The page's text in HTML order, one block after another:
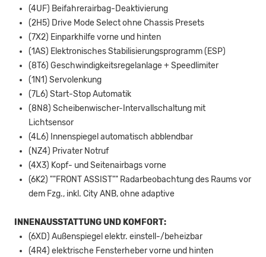
(4UF) Beifahrerairbag-Deaktivierung
(2H5) Drive Mode Select ohne Chassis Presets
(7X2) Einparkhilfe vorne und hinten
(1AS) Elektronisches Stabilisierungsprogramm (ESP)
(8T6) Geschwindigkeitsregelanlage + Speedlimiter
(1N1) Servolenkung
(7L6) Start-Stop Automatik
(8N8) Scheibenwischer-Intervallschaltung mit
Lichtsensor
(4L6) Innenspiegel automatisch abblendbar
(NZ4) Privater Notruf
(4X3) Kopf- und Seitenairbags vorne
(6K2) ""FRONT ASSIST"" Radarbeobachtung des Raums vor
dem Fzg., inkl. City ANB, ohne adaptive
INNENAUSSTATTUNG UND KOMFORT:
(6XD) Außenspiegel elektr. einstell-/beheizbar
(4R4) elektrische Fensterheber vorne und hinten